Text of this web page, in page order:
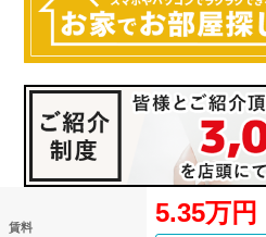
賃料 5.35万円